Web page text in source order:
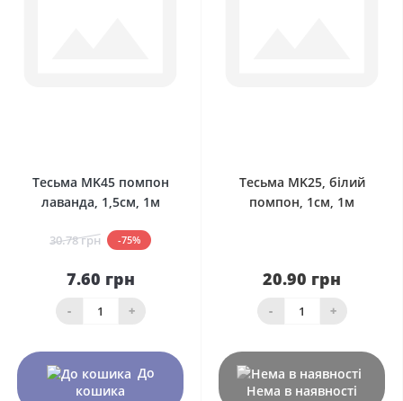
Тесьма MK45 помпон
лаванда, 1,5см, 1м
30.78 грн -75%
7.60 грн
- +
До
кошика
Тесьма MK25, білий
помпон, 1см, 1м
20.90 грн
- +
Нема в наявності